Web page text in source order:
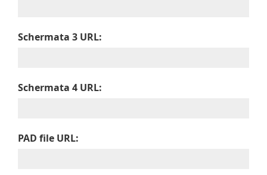
Schermata 3 URL:
Schermata 4 URL:
PAD file URL: